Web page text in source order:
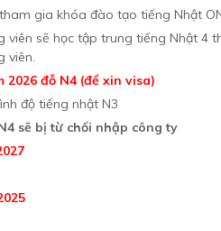
gia khóa đào tạo tiếng Nhật
viên sẽ học tập trung tiếng Nhật 4
viên.
đỗ N4 (để xin visa)
độ tiếng nhật N3
sẽ bị từ chối nhập công ty